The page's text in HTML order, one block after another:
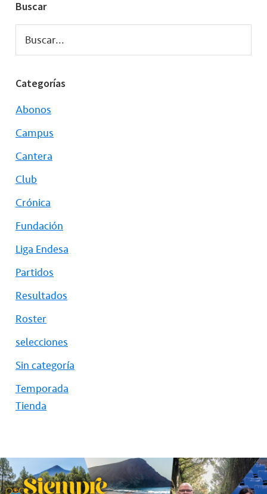
Buscar
Buscar...
Categorías
Abonos
Campus
Cantera
Club
Crónica
Fundación
Liga Endesa
Partidos
Resultados
Roster
selecciones
Sin categoría
Temporada
Tienda